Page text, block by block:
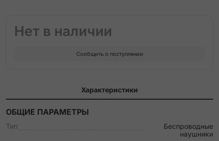
Нет в наличии
Сообщить о поступлении
Характеристики
ОБЩИЕ ПАРАМЕТРЫ
Тип
Беспроводные
наушники